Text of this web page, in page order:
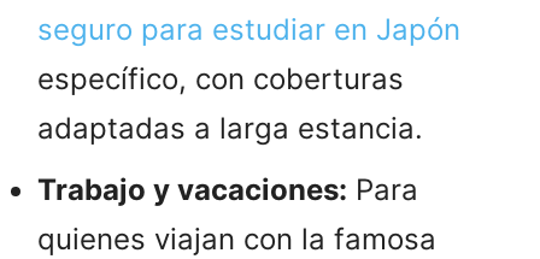
seguro para estudiar en Japón
específico, con coberturas
adaptadas a larga estancia.
Trabajo y vacaciones: Para
quienes viajan con la famosa